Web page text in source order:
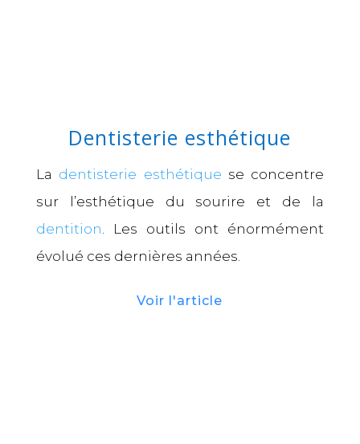
Dentisterie esthétique
La dentisterie esthétique se concentre
sur l’esthétique du sourire et de la
dentition . Les outils ont énormément
évolué ces dernières années.
Voir l'article